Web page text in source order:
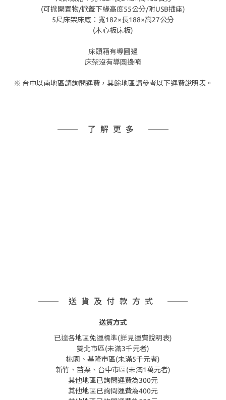
(可掀開置物/掀蓋下緣高度55公分/附USB插座)
5尺床架床底：寬182×長188×高27公分
(木心板床板)
床頭箱有導圓邊
床架沒有導圓邊唷
※ 台中以南地區請詢問運費，其餘地區請參考以下運費說明表。
了解更多
送貨及付款方式
送貨方式
已達各地區免運標準(詳見運費說明表)
雙北市區(未滿3千元者)
桃園、基隆市區(未滿5千元者)
新竹、苗栗、台中市區(未滿1萬元者)
其他地區已詢問運費為300元
其他地區已詢問運費為400元